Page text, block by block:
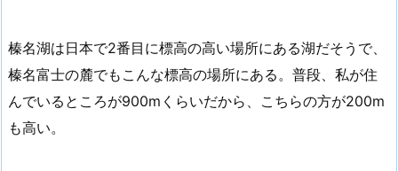
榛名湖は日本で2番目に標高の高い場所にある湖だそうで、
榛名富士の麓でもこんな標高の場所にある。普段、私が住
んでいるところが900mくらいだから、こちらの方が200m
も高い。